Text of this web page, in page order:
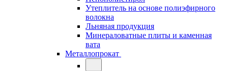
Утеплитель на основе полиэфирного
волокна
Льняная продукция
Минераловатные плиты и каменная
вата
Металлопрокат